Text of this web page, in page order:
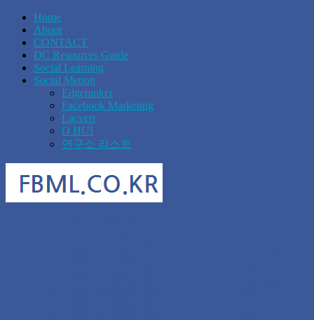
Home
About
CONTACT
DC Resources Guide
Social Learning
Social Metion
Edgeranker
Facebook Marketing
Lacvert
O HUI
연구소 리스트